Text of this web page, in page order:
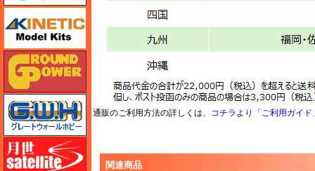
通販のご利用方法の詳しくは、 コチラより「ご利用ガイド
関連商品
グレートウォールホビー